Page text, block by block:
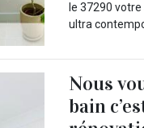
le 37290
ultra
Nous
bain